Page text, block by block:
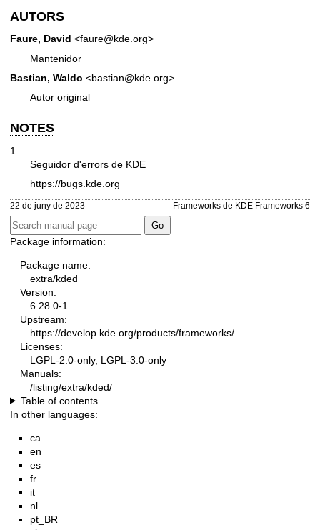
AUTORS
Faure, David <faure@kde.org>
Mantenidor
Bastian, Waldo <bastian@kde.org>
Autor original
NOTES
1.
Seguidor d'errors de KDE
https://bugs.kde.org
22 de juny de 2023 Frameworks de KDE Frameworks 6
Package information:
Package name:
extra/kded
Version:
6.28.0-1
Upstream:
https://develop.kde.org/products/frameworks/
Licenses:
LGPL-2.0-only, LGPL-3.0-only
Manuals:
/listing/extra/kded/
Table of contents
In other languages:
ca
en
es
fr
it
nl
pt_BR